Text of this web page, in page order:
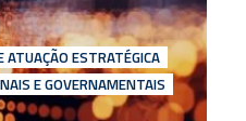
ESTRATÉGICA
E GOVERNAMENTAIS